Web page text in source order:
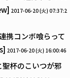
2017-06-20 (火) 07:37:2
携コンボ喰らって
2017-06-20 (火) 16:00:46
聖杯のこいつが邪